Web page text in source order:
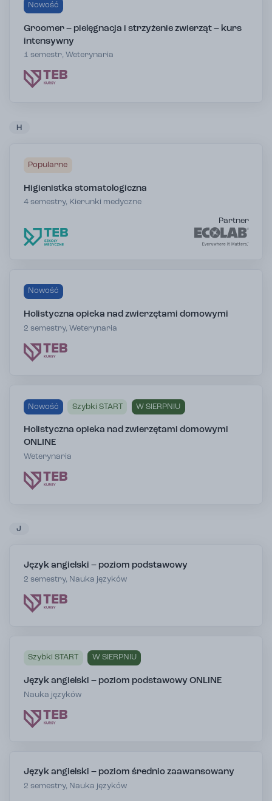
Nowość
Groomer – pielęgnacja i strzyżenie zwierząt – kurs
intensywny
1 semestr, Weterynaria
H
Popularne
Higienistka stomatologiczna
4 semestry, Kierunki medyczne
Partner
Nowość
Holistyczna opieka nad zwierzętami domowymi
2 semestry, Weterynaria
Nowość Szybki START W SIERPNIU
Holistyczna opieka nad zwierzętami domowymi
ONLINE
Weterynaria
J
Język angielski – poziom podstawowy
2 semestry, Nauka języków
Szybki START W SIERPNIU
Język angielski – poziom podstawowy ONLINE
Nauka języków
Język angielski – poziom średnio zaawansowany
2 semestry, Nauka języków